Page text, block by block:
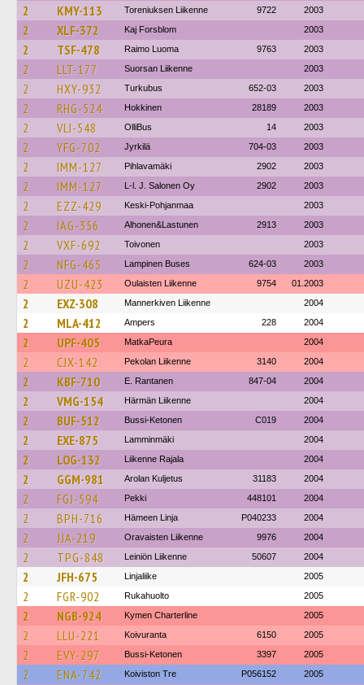
2 KMY-113 Toreniuksen Liikenne 9722 2003
2 XLF-372 Kaj Forsblom 2003
2 TSF-478 Raimo Luoma 9763 2003
2 LLT-177 Suorsan Liikenne 2003
2 HXY-932 Turkubus 652-03 2003
2 RHG-524 Hokkinen 28189 2003
2 VLI-548 OlliBus 14 2003
2 YFG-702 Jyrkilä 704-03 2003
2 IMM-127 Pihlavamäki 2902 2003
2 IMM-127 L-l. J. Salonen Oy 2902 2003
2 EZZ-429 Keski-Pohjanmaa 2003
2 IAG-356 Alhonen&Lastunen 2913 2003
2 VXF-692 Toivonen 2003
2 NFG-465 Lampinen Buses 624-03 2003
2 UZU-423 Oulaisten Liikenne 9754 01.2003
2 EXZ-308 Mannerkiven Liikenne 2004
2 MLA-412 Ampers 228 2004
2 UPF-405 MatkaPeura 2004
2 CJX-142 Pekolan Liikenne 3140 2004
2 KBF-710 E. Rantanen 847-04 2004
2 VMG-154 Härmän Liikenne 2004
2 BUF-512 Bussi-Ketonen C019 2004
2 EXE-875 Lamminmäki 2004
2 LOG-132 Liikenne Rajala 2004
2 GGM-981 Arolan Kuljetus 31183 2004
2 FGJ-594 Pekki 448101 2004
2 BPH-716 Hämeen Linja P040233 2004
2 JJA-219 Oravaisten Liikenne 9976 2004
2 TPG-848 Leiniön Liikenne 50607 2004
2 JFH-675 Linjaliike 2005
2 FGR-902 Rukahuolto 2005
2 NGB-924 Kymen Charterline 2005
2 LLU-221 Koivuranta 6150 2005
2 EVY-297 Bussi-Ketonen 3397 2005
2 ENA-742 Koiviston Tre P056152 2005